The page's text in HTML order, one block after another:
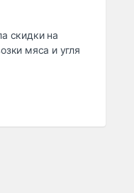
скидки на
мяса и угля